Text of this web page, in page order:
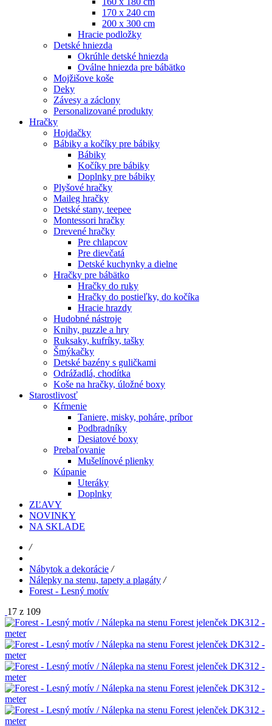
170 x 240 cm
200 x 300 cm
Hracie podložky
Detské hniezda
Okrúhle detské hniezda
Oválne hniezda pre bábätko
Mojžišove koše
Deky
Závesy a záclony
Personalizované produkty
Hračky
Hojdačky
Bábiky a kočíky pre bábiky
Bábiky
Kočíky pre bábiky
Doplnky pre bábiky
Plyšové hračky
Maileg hračky
Detské stany, teepee
Montessori hračky
Drevené hračky
Pre chlapcov
Pre dievčatá
Detské kuchynky a dielne
Hračky pre bábätko
Hračky do ruky
Hračky do postieľky, do kočíka
Hracie hrazdy
Hudobné nástroje
Knihy, puzzle a hry
Ruksaky, kufríky, tašky
Šmýkačky
Detské bazény s guličkami
Odrážadlá, chodítka
Koše na hračky, úložné boxy
Starostlivosť
Kŕmenie
Taniere, misky, poháre, príbor
Podbradníky
Desiatové boxy
Prebaľovanie
Mušelínové plienky
Kúpanie
Uteráky
Doplnky
ZĽAVY
NOVINKY
NA SKLADE
/
Nábytok a dekorácie /
Nálepky na stenu, tapety a plagáty /
Forest - Lesný motív
17 z 109